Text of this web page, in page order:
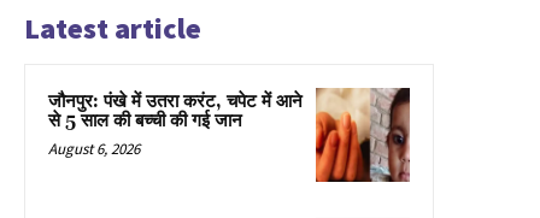
Latest article
जौनपुर: पंखे में उतरा करंट, चपेट में आने
से 5 साल की बच्ची की गई जान
August 6, 2026